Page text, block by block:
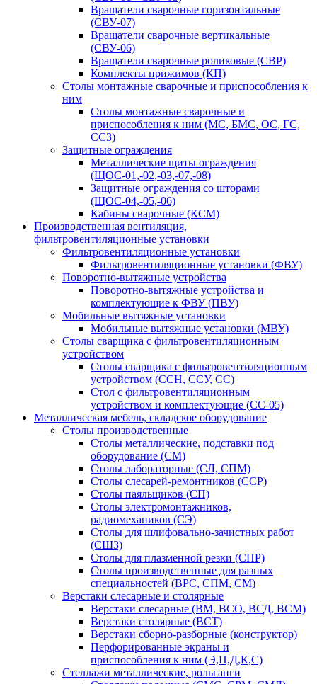
Вращатели сварочные горизонтальные
(СВУ-07)
Вращатели сварочные вертикальные
(СВУ-06)
Вращатели сварочные роликовые (СВР)
Комплекты прижимов (КП)
Столы монтажные сварочные и приспособления к
ним
Столы монтажные сварочные и
приспособления к ним (МС, БМС, ОС, ГС,
ССЗ)
Защитные ограждения
Металлические щиты ограждения
(ЩОС-01,-02,-03,-07,-08)
Защитные ограждения со шторами
(ЩОС-04,-05,-06)
Кабины сварочные (КСМ)
Производственная вентиляция,
фильтровентиляционные установки
Фильтровентиляционные установки
Фильтровентиляционные установки (ФВУ)
Поворотно-вытяжные устройства
Поворотно-вытяжные устройства и
комплектующие к ФВУ (ПВУ)
Мобильные вытяжные установки
Мобильные вытяжные установки (МВУ)
Столы сварщика с фильтровентиляционным
устройством
Столы сварщика с фильтровентиляционным
устройством (ССН, ССУ, СС)
Стол с фильтровентиляционным
устройством и комплектующие (СС-05)
Металлическая мебель, складское оборудование
Столы производственные
Столы металлические, подставки под
оборудование (СМ)
Столы лабораторные (СЛ, СПМ)
Столы слесарей-ремонтников (ССР)
Столы паяльщиков (СП)
Столы электромонтажников,
радиомехаников (СЭ)
Столы для шлифовально-зачистных работ
(СШЗ)
Столы для плазменной резки (СПР)
Столы производственные для разных
специальностей (ВРС, СПМ, СМ)
Верстаки слесарные и столярные
Верстаки слесарные (ВМ, ВСО, ВСД, ВСМ)
Верстаки столярные (ВСТ)
Верстаки сборно-разборные (конструктор)
Перфорированные экраны и
приспособления к ним (Э,П,Д,К,С)
Стеллажи металлические, рольганги